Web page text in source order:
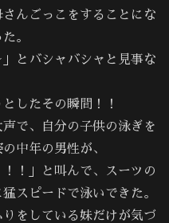
んごっこをすることにな
。
とバシャバシャと見事な
したその瞬間！！
で、自分の子供の泳ぎを
中年の男性が、
！」と叫んで、スーツの
スピードで泳いできた。
をしている妹だけが気づ